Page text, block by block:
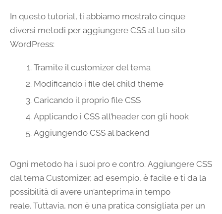
In questo tutorial, ti abbiamo mostrato cinque
diversi metodi per aggiungere CSS al tuo sito
WordPress:
Tramite il customizer del tema
Modificando i file del child theme
Caricando il proprio file CSS
Applicando i CSS all’header con gli hook
Aggiungendo CSS al backend
Ogni metodo ha i suoi pro e contro. Aggiungere CSS
dal tema Customizer, ad esempio, è facile e ti da la
possibilità di avere un’anteprima in tempo
reale. Tuttavia, non è una pratica consigliata per un